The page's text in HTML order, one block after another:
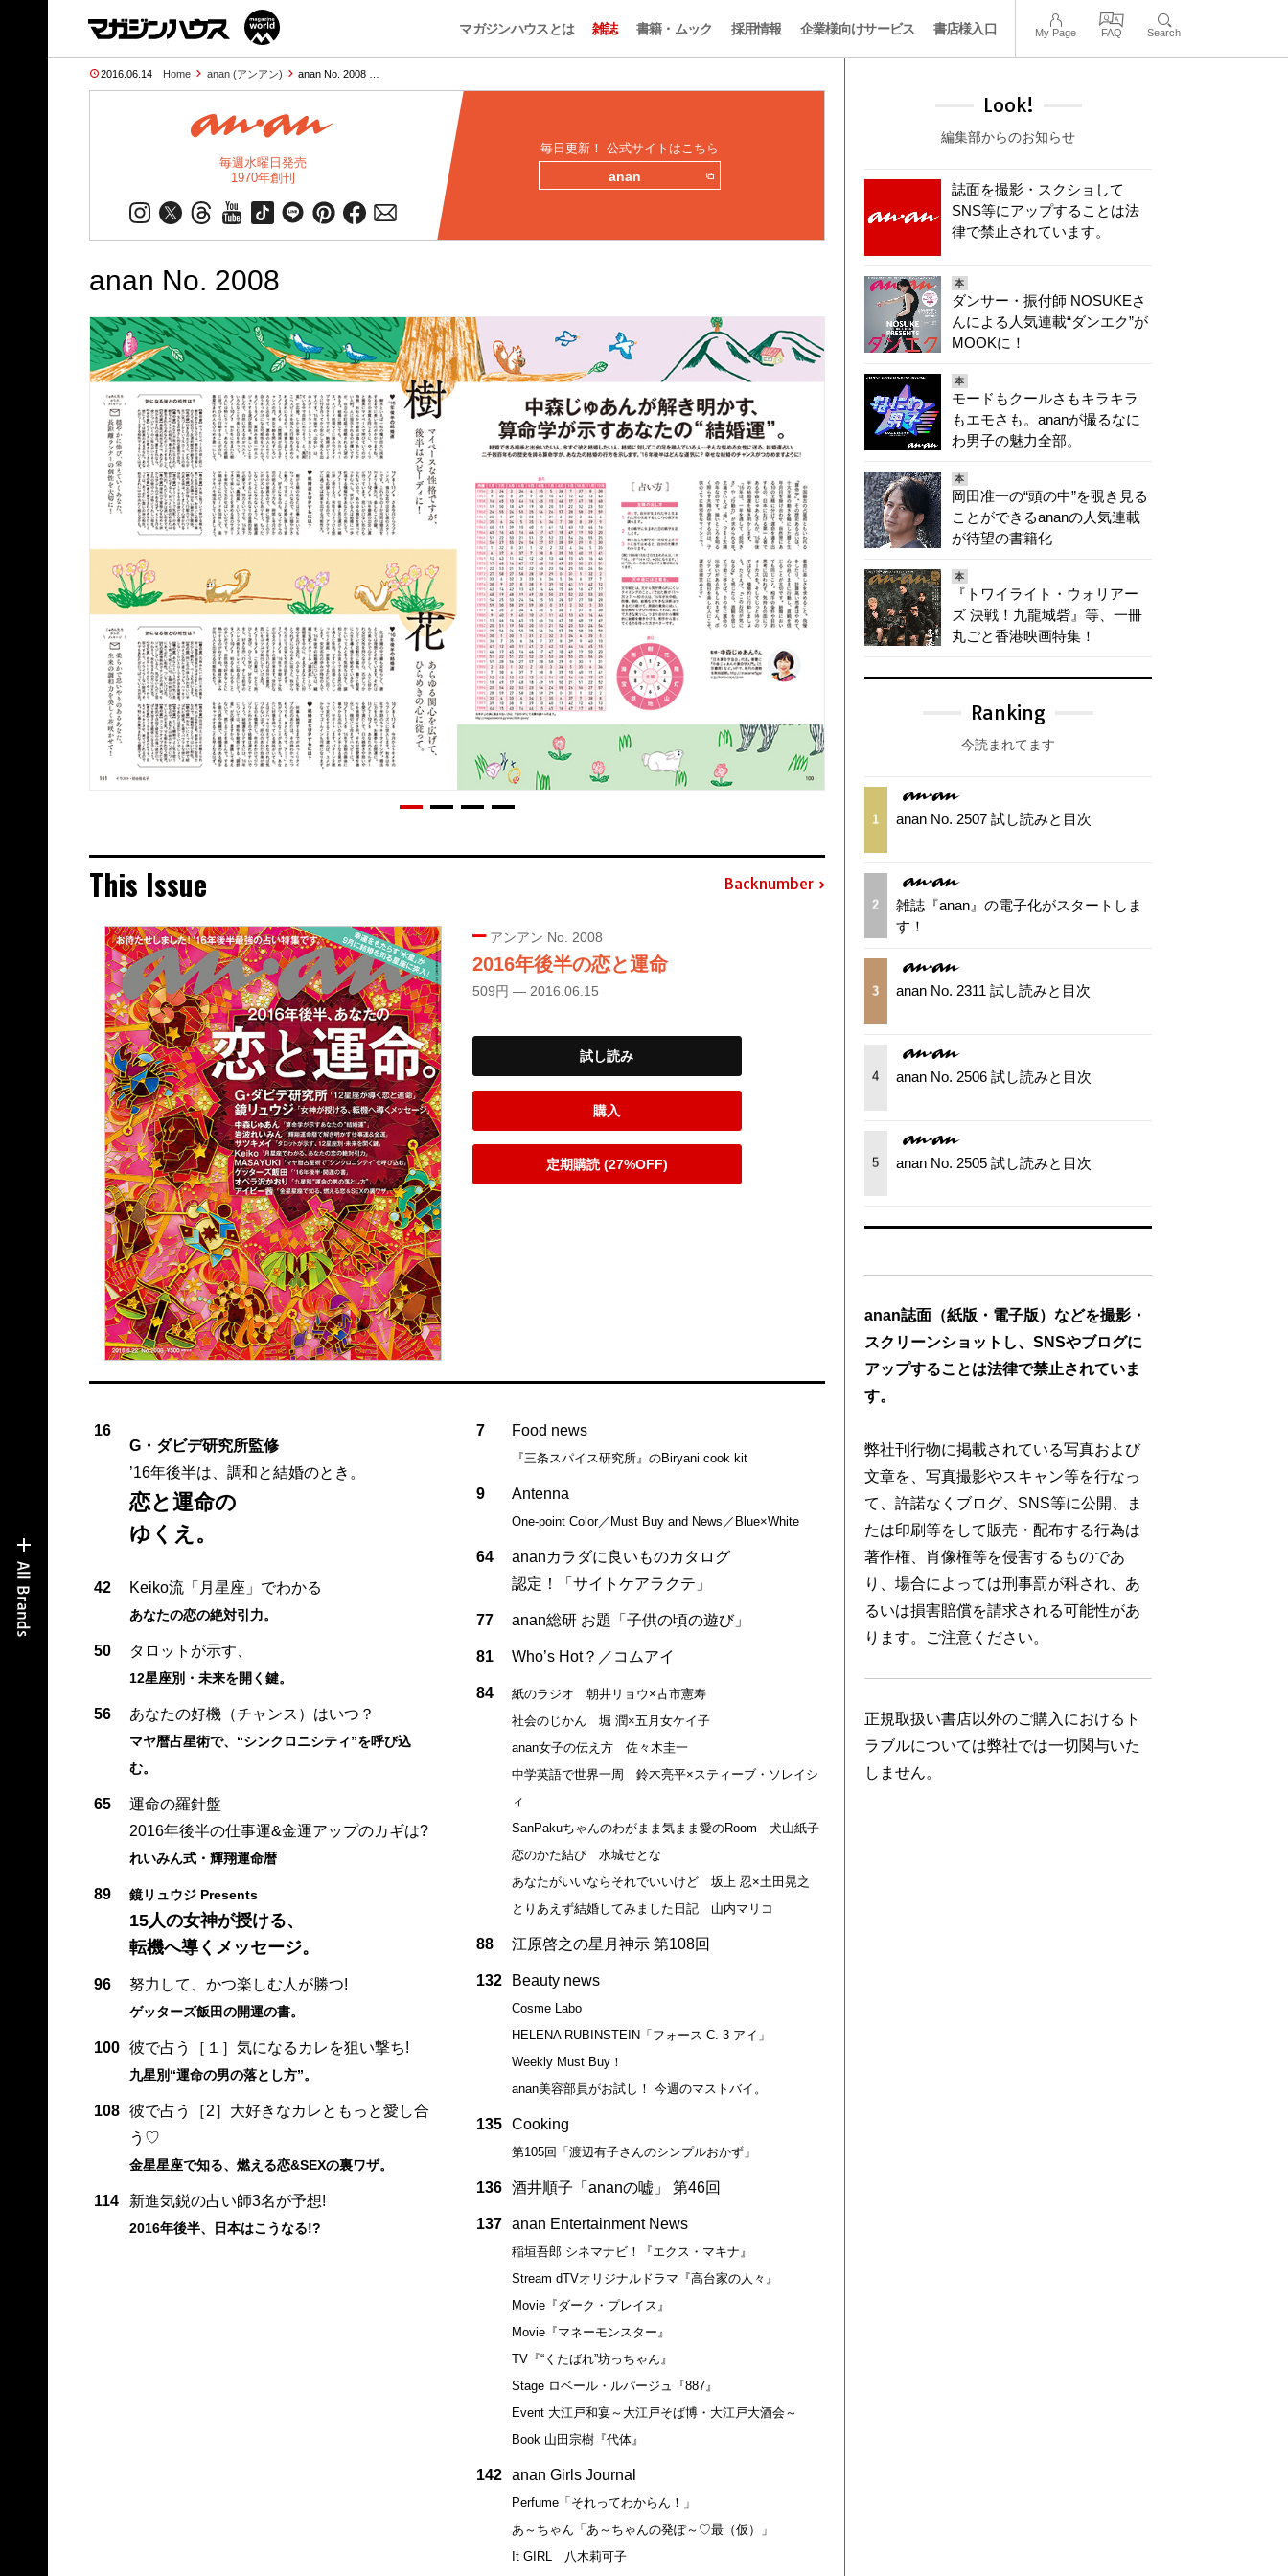
マガジンハウスとは 雑誌 書籍・ムック 採用情報 企業様向けサービス 書店様入口 My Page FAQ Search
2016.06.14 Home anan (アンアン) anan No. 2008 …
毎週水曜日発売
1970年創刊
毎日更新！ 公式サイトはこちら
anan
anan No. 2008
This Issue Backnumber
アンアン No. 2008
2016年後半の恋と運命
509円 — 2016.06.15
試し読み
購入
定期購読 (27%OFF)
16
G・ダビデ研究所監修
’16年後半は、調和と結婚のとき。
恋と運命の
ゆくえ。
42 Keiko流「月星座」でわかる
あなたの恋の絶対引力。
50 タロットが示す、
12星座別・未来を開く鍵。
56 あなたの好機（チャンス）はいつ？
マヤ暦占星術で、“シンクロニシティ”を呼び込
む。
65
運命の羅針盤
2016年後半の仕事運&金運アップのカギは?
れいみん式・輝翔運命暦
89 鏡リュウジ Presents
15人の女神が授ける、
転機へ導くメッセージ。
96 努力して、かつ楽しむ人が勝つ!
ゲッターズ飯田の開運の書。
100 彼で占う［１］気になるカレを狙い撃ち!
九星別“運命の男の落とし方”。
108
彼で占う［2］大好きなカレともっと愛し合
う♡
金星星座で知る、燃える恋&SEXの裏ワザ。
114 新進気鋭の占い師3名が予想!
2016年後半、日本はこうなる!?
7 Food news
『三条スパイス研究所』のBiryani cook kit
9 Antenna
One-point Color／Must Buy and News／Blue×White
64
ananカラダに良いものカタログ
認定！「サイトケアラクテ」
77 anan総研 お題「子供の頃の遊び」
81 Who’s Hot？／コムアイ
84
紙のラジオ 朝井リョウ×古市憲寿
社会のじかん 堀 潤×五月女ケイ子
anan女子の伝え方 佐々木圭一
中学英語で世界一周 鈴木亮平×スティーブ・ソレイシ
ィ
SanPakuちゃんのわがまま気まま愛のRoom 犬山紙子
恋のかた結び 水城せとな
あなたがいいならそれでいいけど 坂上 忍×土田晃之
とりあえず結婚してみました日記 山内マリコ
88 江原啓之の星月神示 第108回
132 Beauty news
Cosme Labo
HELENA RUBINSTEIN「フォース C. 3 アイ」
Weekly Must Buy！
anan美容部員がお試し！ 今週のマストバイ。
135 Cooking
第105回「渡辺有子さんのシンプルおかず」
136 酒井順子「ananの嘘」 第46回
137 anan Entertainment News
稲垣吾郎 シネマナビ！『エクス・マキナ』
Stream dTVオリジナルドラマ『高台家の人々』
Movie『ダーク・プレイス』
Movie『マネーモンスター』
TV『“くたばれ”坊っちゃん』
Stage ロベール・ルパージュ『887』
Event 大江戸和宴～大江戸そば博・大江戸大酒会～
Book 山田宗樹『代体』
142 anan Girls Journal
Perfume「それってわからん！」
あ～ちゃん「あ～ちゃんの発ぽ～♡最（仮）」
It GIRL 八木莉可子
Look!
編集部からのお知らせ
誌面を撮影・スクショして
SNS等にアップすることは法
律で禁止されています。
本
ダンサー・振付師 NOSUKEさ
んによる人気連載“ダンエク”が
MOOKに！
本
モードもクールさもキラキラ
もエモさも。ananが撮るなに
わ男子の魅力全部。
本
岡田准一の“頭の中”を覗き見る
ことができるananの人気連載
が待望の書籍化
本
『トワイライト・ウォリアー
ズ 決戦！九龍城砦』等、一冊
丸ごと香港映画特集！
Ranking
今読まれてます
1 anan No. 2507 試し読みと目次
2
雑誌『anan』の電子化がスタートしま
す！
3 anan No. 2311 試し読みと目次
4 anan No. 2506 試し読みと目次
5 anan No. 2505 試し読みと目次
anan誌面（紙版・電子版）などを撮影・
スクリーンショットし、SNSやブログに
アップすることは法律で禁止されていま
す。
弊社刊行物に掲載されている写真および
文章を、写真撮影やスキャン等を行なっ
て、許諾なくブログ、SNS等に公開、ま
たは印刷等をして販売・配布する行為は
著作権、肖像権等を侵害するものであ
り、場合によっては刑事罰が科され、あ
るいは損害賠償を請求される可能性があ
ります。ご注意ください。
正規取扱い書店以外のご購入におけるト
ラブルについては弊社では一切関与いた
しません。